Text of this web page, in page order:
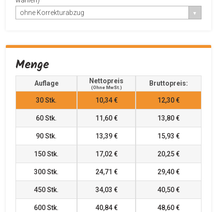
ohne Korrekturabzug
Menge
Auflage Nettopreis
(ohne MwSt.)
Bruttopreis:
30Stk. 10,34 € 12,30 €
60Stk. 11,60 € 13,80 €
90Stk. 13,39 € 15,93 €
150Stk. 17,02 € 20,25 €
300Stk. 24,71 € 29,40 €
450Stk. 34,03 € 40,50 €
600Stk. 40,84 € 48,60 €